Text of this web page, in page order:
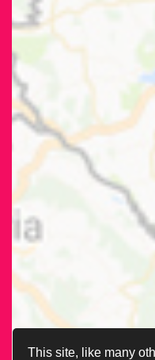
This site, like many